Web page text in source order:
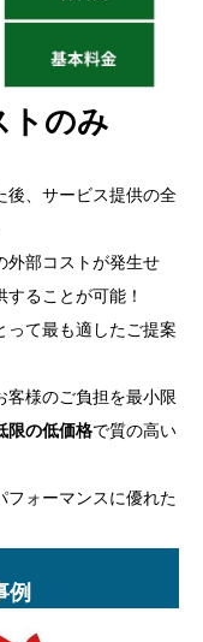
トのみ
後、サービス提供の全
外部コストが発生せ
ることが可能！
って最も適したご提案
客様のご負担を最小限
限の低価格で質の高い
フォーマンスに優れた
例